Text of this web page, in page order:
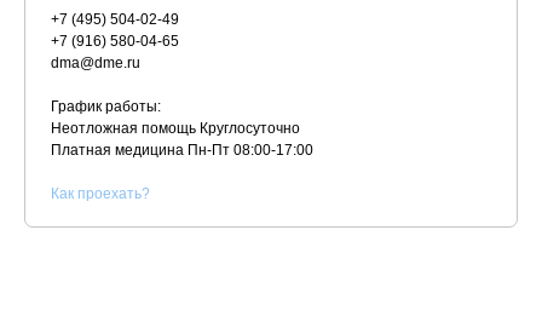
+7 (495) 504-02-49
+7 (916) 580-04-65
dma@dme.ru
График работы:
Неотложная помощь Круглосуточно
Платная медицина Пн-Пт 08:00-17:00
Как проехать?